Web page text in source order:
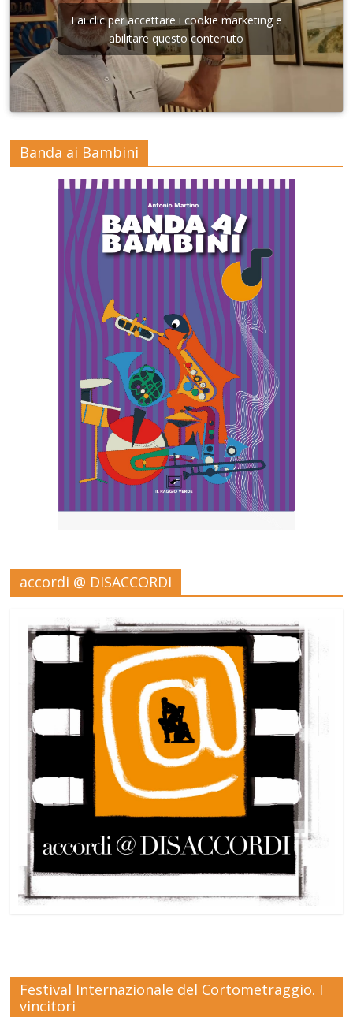
Fai clic per accettare i cookie marketing e
abilitare questo contenuto
Banda ai Bambini
accordi @ DISACCORDI
Festival Internazionale del Cortometraggio. I
vincitori